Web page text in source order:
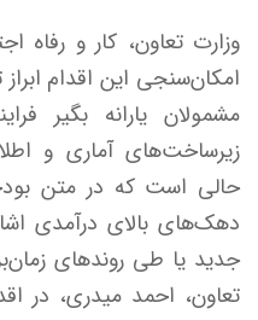
وزارت تعاون، کار و رفاه
امکان‌سنجی این اقدام
مشمولان یارانه‌ بگیر
زیرساخت‌های آماری و
حالی است که در متن
دهک‌های بالای درآمدی
جدید یا طی روندهای
تعاون، احمد میدری، در